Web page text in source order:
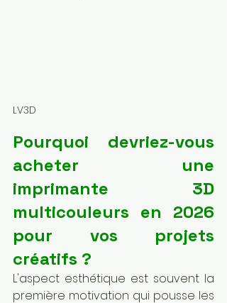
LV3D
Pourquoi devriez-vous
acheter une
imprimante 3D
multicouleurs en 2026
pour vos projets
créatifs ?
L'aspect esthétique est souvent la
première motivation qui pousse les